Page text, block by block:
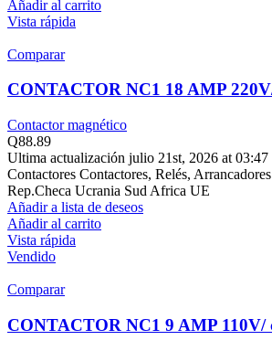
Añadir al carrito
Vista rápida
Comparar
CONTACTOR NC1 18 AMP
Contactor magnético
Q88.89
Ultima actualización julio 21st, 2026 at 03:47
Contactores Contactores, Relés,
Rep.Checa Ucrania Sud Africa UE
Añadir a lista de deseos
Añadir al carrito
Vista rápida
Vendido
Comparar
CONTACTOR NC1 9 AMP 110V/